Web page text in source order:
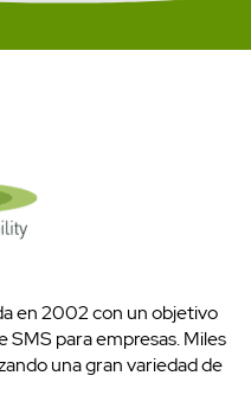
en 2002 con un objetivo
SMS para empresas. Miles
una gran variedad de